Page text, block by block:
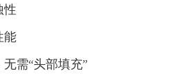
性
能
需“头部填充”